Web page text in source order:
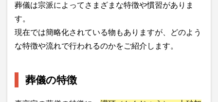
葬儀は宗派によってさまざまな特徴や慣習がありま
す。
現在では簡略化されている物もありますが、どのよう
な特徴や流れで行われるのかをご紹介します。
葬儀の特徴